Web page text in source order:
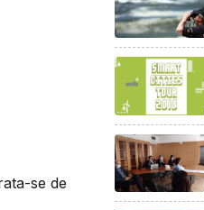
se de